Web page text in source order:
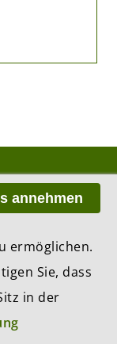
GmbH
annehmen
ermöglichen.
Sie, dass
in der